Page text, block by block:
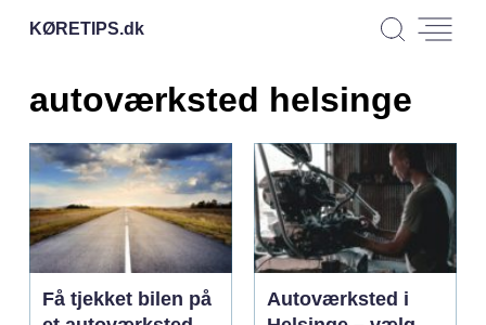
KØRETIPS.dk
autoværksted helsinge
Få tjekket bilen på
Autoværksted i